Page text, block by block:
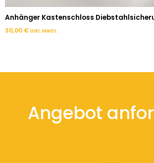
Anhänger Kastenschloss
30,00 € inkl. MwSt.
Angebot